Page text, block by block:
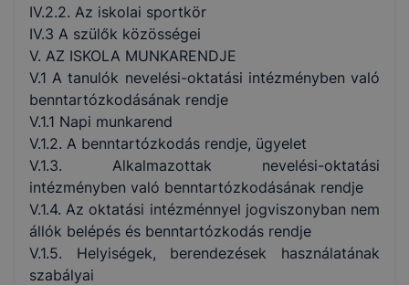
IV.2.2. Az iskolai sportkör
IV.3 A szülők közösségei
V. AZ ISKOLA MUNKARENDJE
V.1 A tanulók nevelési-oktatási intézményben való
benntartózkodásának rendje
V.1.1 Napi munkarend
V.1.2. A benntartózkodás rendje, ügyelet
V.1.3. Alkalmazottak nevelési-oktatási
intézményben való benntartózkodásának rendje
V.1.4. Az oktatási intézménnyel jogviszonyban nem
állók belépés és benntartózkodás rendje
V.1.5. Helyiségek, berendezések használatának
szabályai